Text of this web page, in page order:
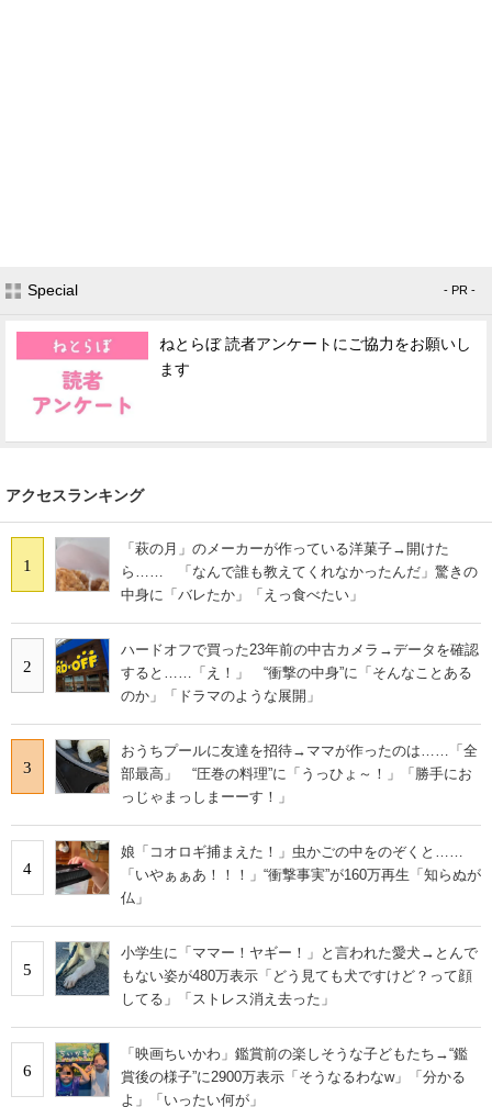
Special - PR -
ねとらぼ 読者アンケートにご協力をお願いし
ます
アクセスランキング
1
「萩の月」のメーカーが作っている洋菓子→開けた
ら…… 「なんで誰も教えてくれなかったんだ」驚きの
中身に「バレたか」「えっ食べたい」
2
ハードオフで買った23年前の中古カメラ→データを確認
すると……「え！」 “衝撃の中身”に「そんなことある
のか」「ドラマのような展開」
3
おうちプールに友達を招待→ママが作ったのは……「全
部最高」 “圧巻の料理”に「うっひょ～！」「勝手にお
っじゃまっしまーーす！」
4
娘「コオロギ捕まえた！」虫かごの中をのぞくと……
「いやぁぁあ！！！」“衝撃事実”が160万再生「知らぬが
仏」
5
小学生に「ママー！ヤギー！」と言われた愛犬→とんで
もない姿が480万表示「どう見ても犬ですけど？って顔
してる」「ストレス消え去った」
6
「映画ちいかわ」鑑賞前の楽しそうな子どもたち→“鑑
賞後の様子”に2900万表示「そうなるわなw」「分かる
よ」「いったい何が」